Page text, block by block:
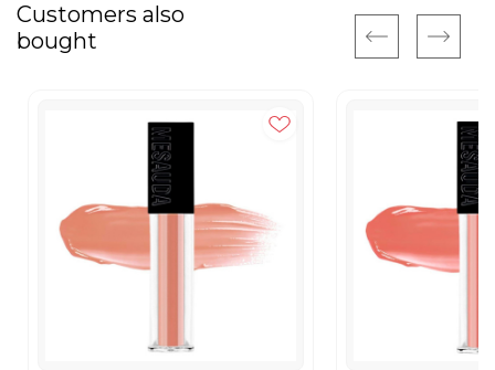
Customers also
bought